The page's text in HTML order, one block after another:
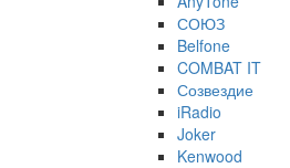
СОЮЗ
Belfone
COMBAT IT
Созвездие
iRadio
Joker
Kenwood